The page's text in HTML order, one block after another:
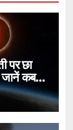
पर छा
जानें कब